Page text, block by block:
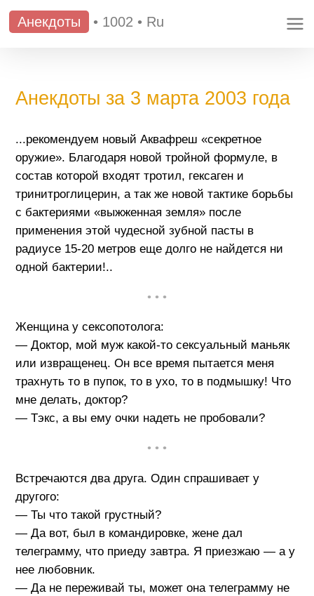
Анекдоты • 1002 • Ru
Анекдоты за 3 марта 2003 года
...рекомендуем новый Аквафpеш «секретное
оружие». Благодаря новой тройной формуле, в
состав которой входят тротил, гексаген и
тринитроглицерин, а так же новой тактике борьбы
с бактериями «выжженная земля» после
применения этой чудесной зубной пасты в
радиусе 15-20 метров еще долго не найдется ни
одной бактерии!..
• • •
Женщина у сексопотолога:
— Доктор, мой муж какой-то сексуальный маньяк
или извращенец. Он все время пытается меня
трахнуть то в пупок, то в ухо, то в подмышку! Что
мне делать, доктор?
— Тэкс, а вы ему очки надеть не пробовали?
• • •
Встречаются два друга. Один спрашивает у
другого:
— Ты что такой грустный?
— Да вот, был в командировке, жене дал
телеграмму, что приеду завтра. Я приезжаю — а у
нее любовник.
— Да не переживай ты, может она телеграмму не